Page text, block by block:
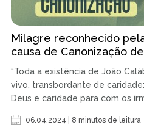
Milagre reconhecido
causa de Canonização
“Toda a existência de João
vivo, transbordante de
Deus e caridade para com os
06.04.2024 | 8 minutos de leitura